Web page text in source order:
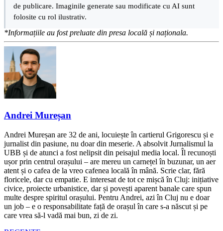
de publicare. Imaginile generate sau modificate cu AI sunt
folosite cu rol ilustrativ.
*Informațiile au fost preluate din presa locală și naționala.
Andrei Mureșan
Andrei Mureșan are 32 de ani, locuiește în cartierul Grigorescu și e
jurnalist din pasiune, nu doar din meserie. A absolvit Jurnalismul la
UBB și de atunci a fost nelipsit din peisajul media local. Îl recunoști
ușor prin centrul orașului – are mereu un carnețel în buzunar, un aer
atent și o cafea de la vreo cafenea locală în mână. Scrie clar, fără
floricele, dar cu empatie. E interesat de tot ce mișcă în Cluj: inițiative
civice, proiecte urbanistice, dar și povești aparent banale care spun
multe despre spiritul orașului. Pentru Andrei, azi în Cluj nu e doar
un job – e o responsabilitate față de orașul în care s-a născut și pe
care vrea să-l vadă mai bun, zi de zi.